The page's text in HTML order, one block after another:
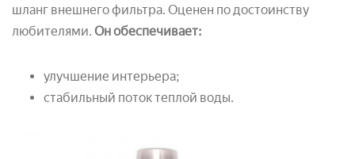
шланг внешнего фильтра. Оценен по достоинству
любителями. Он обеспечивает:
улучшение интерьера;
стабильный поток теплой воды.